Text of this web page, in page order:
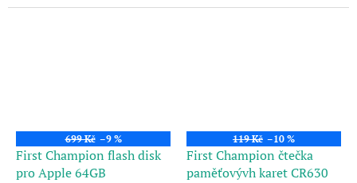
699 Kč –9 %
First Champion flash disk
pro Apple 64GB
119 Kč –10 %
First Champion čtečka
paměťovývh karet CR630